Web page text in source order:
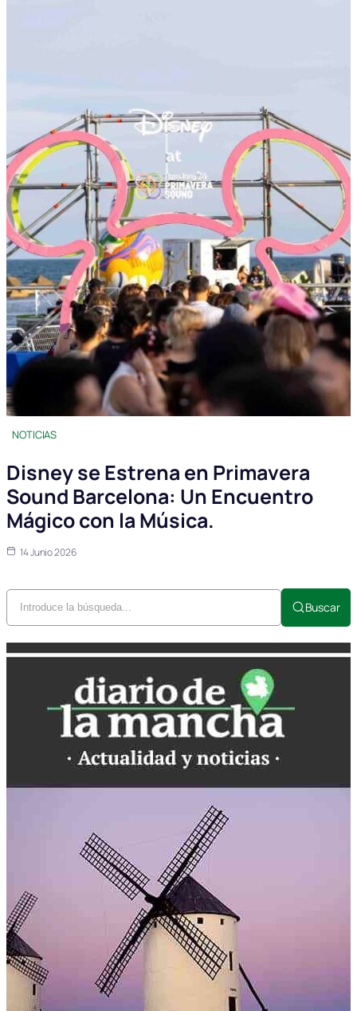
NOTICIAS
Disney se Estrena en Primavera
Sound Barcelona: Un Encuentro
Mágico con la Música.
14 Junio 2026
Buscar